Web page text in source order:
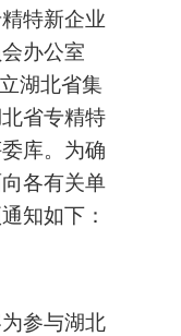
特新企业
办公室
湖北省集
省专精特
库。为确
各有关单
知如下：
参与湖北